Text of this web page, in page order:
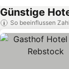
Günstige
So beeinflussen